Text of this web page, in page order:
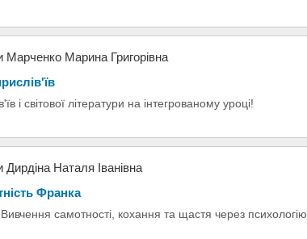
Марченко Марина Григорівна
і світової літератури на інтегрованому уроці!
Дирдіна Наталя Іванівна
Франка
самотності, кохання та щастя через психологію